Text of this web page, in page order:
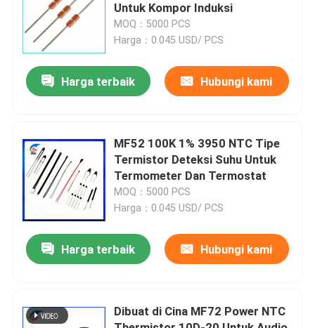
Video
Tentang Kami
Tur Pabrik
Kontrol Kualitas
Hubungi Kami
Berita
Termistor PTC
Untuk Kompor Induksi
MOQ：5000 PCS
Harga：0.045 USD/ PCS
Harga terbaik Hubungi kami
MF52 100K 1% 3950 NTC Tipe
Termistor Deteksi Suhu Untuk
Termometer Dan Termostat
MOQ：5000 PCS
Harga：0.045 USD/ PCS
Harga terbaik Hubungi kami
Dibuat di Cina MF72 Power NTC